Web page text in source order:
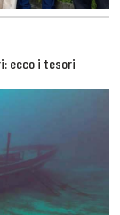
ecco i tesori